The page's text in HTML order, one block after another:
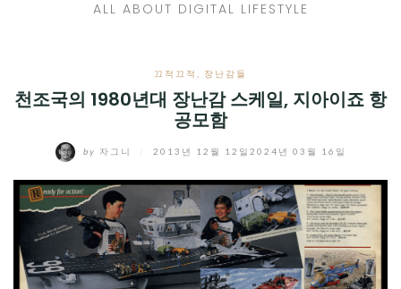
ALL ABOUT DIGITAL LIFESTYLE
끄적끄적 장난감들
천조국의 1980년대 장난감 스케일, 지아이죠 항
공모함
by 자그니 2013년 12월 12일 2024년 03월 16일
CHILD
디지털트렌드
디지털라이프
EXPAND
CHILD
MENU
신제품
EXPAND
CHILD
MENU
제품리뷰
EXPAND
CHILD